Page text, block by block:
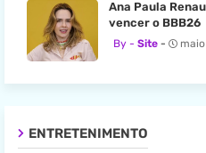
Ana Paula
vencer o BBB26
Site
ENTRETENIMENTO